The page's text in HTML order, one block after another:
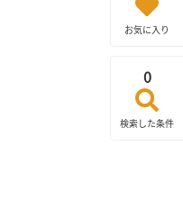
お気に入り
0
検索した条件